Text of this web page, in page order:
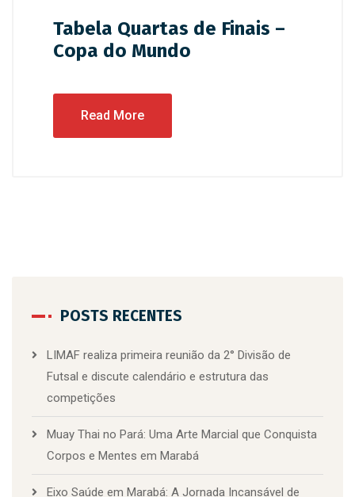
Tabela Quartas de Finais –
Copa do Mundo
Read More
POSTS RECENTES
LIMAF realiza primeira reunião da 2° Divisão de
Futsal e discute calendário e estrutura das
competições
Muay Thai no Pará: Uma Arte Marcial que Conquista
Corpos e Mentes em Marabá
Eixo Saúde em Marabá: A Jornada Incansável de